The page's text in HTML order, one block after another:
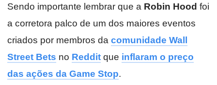
Sendo importante lembrar que a Robin Hood foi
a corretora palco de um dos maiores eventos
criados por membros da comunidade Wall
Street Bets no Reddit que inflaram o preço
das ações da Game Stop.